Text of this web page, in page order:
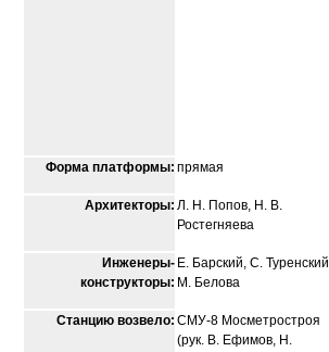
Форма платформы: прямая
Архитекторы: Л. Н. Попов, Н. В.
Ростегняева
Инженеры-
конструкторы:
Е. Барский, С. Туренский,
М. Белова
Станцию возвело: СМУ-8 Мосметростроя
(рук. В. Ефимов, Н.